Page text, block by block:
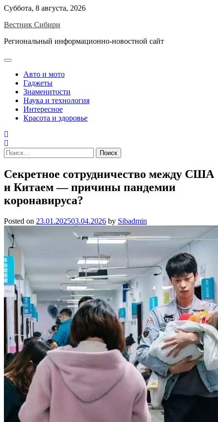
Skip
content
Суббота, 8 августа, 2026
Вестник Сибири
Региональный информационно-новостной сайт
Авто и мото
Гаджеты
Знаменитости
Наука и технология
Интересное
Красота и здоровье
Найти:
Секретное сотрудничество между США
и Китаем — причины пандемии
коронавируса?
Posted on 23.01.202503.04.2026 by Sibadmin